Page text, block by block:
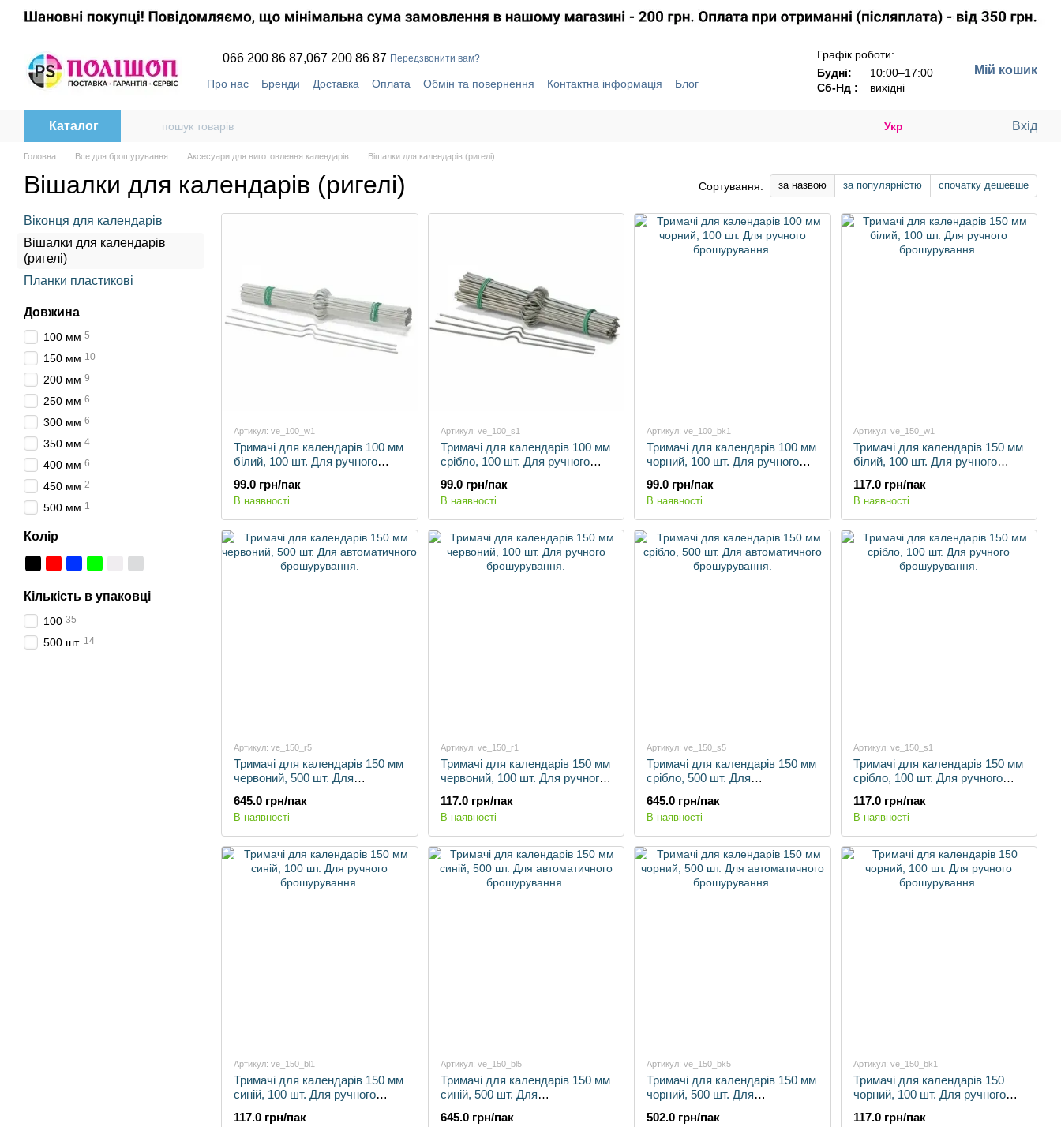
Перейти до основного контенту
066 200 86 87,067 200 86 87 Передзвонити вам?
Про нас Бренди Доставка Оплата Обмін та повернення Контактна інформація
Блог
Графік роботи:
Будні:
10:00–17:00
Сб-Нд :
вихідні
Мій кошик
Каталог Укр Вхід
Головна Все для брошурування Аксесуари для виготовлення календарів Вішалки для календарів (ригелі)
Вішалки для календарів (ригелі) Сортування: за назвою за популярністю спочатку дешевше
Артикул: ve_100_w1
Тримачі для календарів 100 мм
білий, 100 шт. Для ручного
99.0 грн/пак
В наявності
Артикул: ve_100_s1
Тримачі для календарів 100 мм
срібло, 100 шт. Для ручного
99.0 грн/пак
В наявності
Артикул: ve_100_bk1
Тримачі для календарів 100 мм
чорний, 100 шт. Для ручного
99.0 грн/пак
В наявності
Артикул: ve_150_w1
Тримачі для календарів 150 мм
білий, 100 шт. Для ручного
117.0 грн/пак
В наявності
Артикул: ve_150_r5
Тримачі для календарів 150 мм
червоний, 500 шт. Для
645.0 грн/пак
В наявності
Артикул: ve_150_r1
Тримачі для календарів 150 мм
червоний, 100 шт. Для ручного
117.0 грн/пак
В наявності
Артикул: ve_150_s5
Тримачі для календарів 150 мм
срібло, 500 шт. Для
645.0 грн/пак
В наявності
Артикул: ve_150_s1
Тримачі для календарів 150 мм
срібло, 100 шт. Для ручного
117.0 грн/пак
В наявності
Артикул: ve_150_bl1
Тримачі для календарів 150 мм
синій, 100 шт. Для ручного
117.0 грн/пак
Артикул: ve_150_bl5
Тримачі для календарів 150 мм
синій, 500 шт. Для
645.0 грн/пак
Артикул: ve_150_bk5
Тримачі для календарів 150 мм
чорний, 500 шт. Для
502.0 грн/пак
Артикул: ve_150_bk1
Тримачі для календарів 150
чорний, 100 шт. Для ручного
117.0 грн/пак
Віконця для календарів
Вішалки для календарів
(ригелі)
Планки пластикові
Довжина
100 мм 5
150 мм 10
200 мм 9
250 мм 6
300 мм 6
350 мм 4
400 мм 6
450 мм 2
500 мм 1
Колір
Кількість в упаковці
100 35
500 шт. 14